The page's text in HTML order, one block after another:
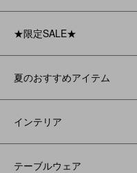
★限定SALE★
夏のおすすめアイテム
インテリア
テーブルウェア